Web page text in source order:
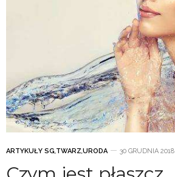
ARTYKUŁY SG,TWARZ,URODA 30 GRUDNIA 2018